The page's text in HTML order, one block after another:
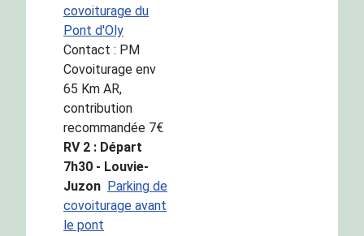
covoiturage du
Pont d'Oly
Contact : PM
Covoiturage env
65 Km AR,
contribution
recommandée 7€
RV 2 : Départ
7h30 - Louvie-
Juzon Parking de
covoiturage avant
le pont